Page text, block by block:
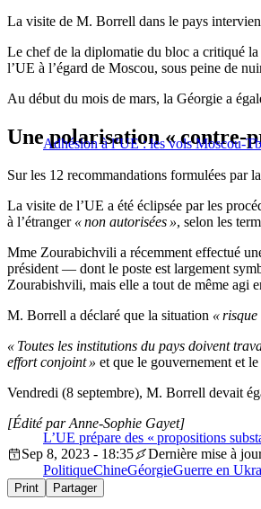
La visite de M. Borrell dans le pays
Le chef de la diplomatie du bloc a critiqué
l’UE à l’égard de Moscou, sous peine de
Au début du mois de mars, la Géorgie a
Adhésion à l’UE : les vols Moscou-
Une polarisation « contre-
Sur les 12 recommandations formulées par
La visite de l’UE a été éclipsée par les
à l’étranger « non autorisées », selon les
Mme Zourabichvili a récemment effectué
président — dont le poste est largement
Zourabishvili, mais elle a tout de même agi
M. Borrell a déclaré que la situation «
« Toutes les institutions du pays doivent
effort conjoint » et que le gouvernement et
Vendredi (8 septembre), M. Borrell devait
L’UE prépare des « propositions
[Édité par Anne-Sophie Gayet]
Sep 8, 2023 - 18:35
Dernière mise à
PolitiqueChineGéorgieGuerre en
Print Partager